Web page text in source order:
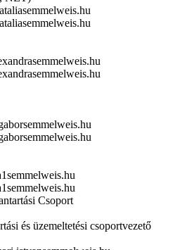
semmelweis.hu
semmelweis.hu
semmelweis.hu
semmelweis.hu
semmelweis.hu
semmelweis.hu
semmelweis.hu
semmelweis.hu
Csoport
és üzemeltetési csoportvezető